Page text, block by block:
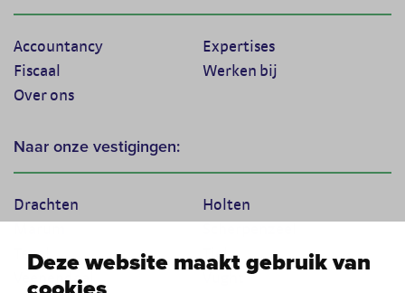
Deze website maakt gebruik van
Accountancy
Expertises
Fiscaal
Werken bij
Over ons
Naar onze vestigingen:
Drachten
Holten
Texel
Tiel
Veenendaal